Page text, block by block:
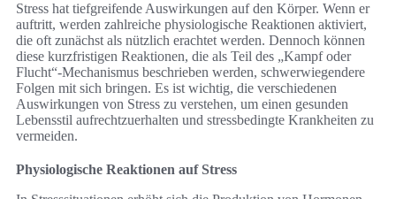
Stress hat tiefgreifende Auswirkungen auf den Körper. Wenn er
auftritt, werden zahlreiche physiologische Reaktionen aktiviert,
die oft zunächst als nützlich erachtet werden. Dennoch können
diese kurzfristigen Reaktionen, die als Teil des „Kampf oder
Flucht“-Mechanismus beschrieben werden, schwerwiegendere
Folgen mit sich bringen. Es ist wichtig, die verschiedenen
Auswirkungen von Stress zu verstehen, um einen gesunden
Lebensstil aufrechtzuerhalten und stressbedingte Krankheiten zu
vermeiden.
Physiologische Reaktionen auf Stress